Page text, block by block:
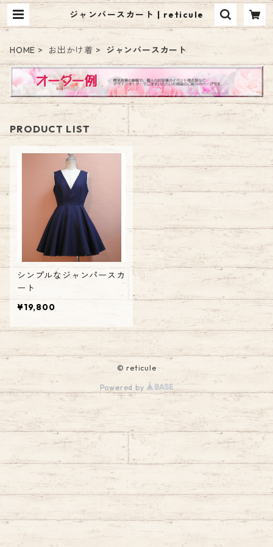
ジャンパースカート | reticule
HOME お出かけ着 ジャンパースカート
PRODUCT LIST
シンプルなジャンパースカ
ート
¥19,800
© reticule
Powered by